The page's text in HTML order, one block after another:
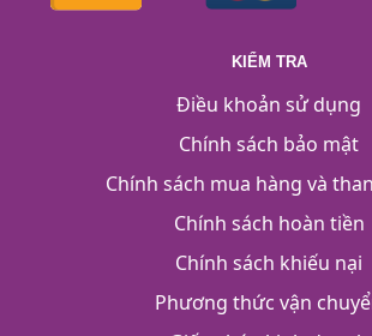
KIỂM TRA
Điều khoản sử dụng
Chính sách bảo mật
Chính sách mua hàng và
Chính sách hoàn tiền
Chính sách khiếu nại
Phương thức vận